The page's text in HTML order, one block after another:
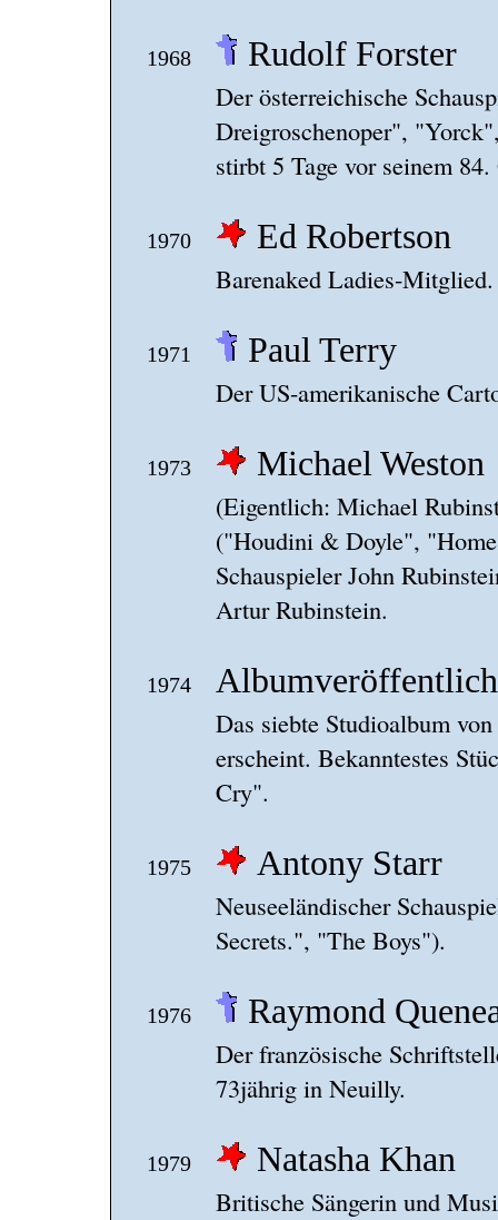
1968 Rudolf Forster
Der österreichische
Dreigroschenoper",
stirbt 5 Tage vor seinem
1970 Ed Robertson
Barenaked Ladies-Mitglied.
1971 Paul Terry
Der US-amerikanische
1973 Michael Weston
(Eigentlich: Michael
("Houdini & Doyle",
Schauspieler John
Artur Rubinstein.
1974
Das siebte Studioalbum
erscheint. Bekanntestes
Cry".
1975 Antony Starr
Neuseeländischer
Secrets.", "The Boys").
1976 Raymond
Der französische
73jährig in Neuilly.
1979 Natasha Khan
Britische Sängerin und